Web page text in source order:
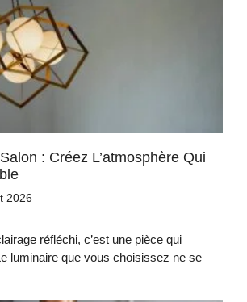
: Créez L’atmosphère Qui
2026
réfléchi, c’est une pièce qui
luminaire que vous choisissez ne se